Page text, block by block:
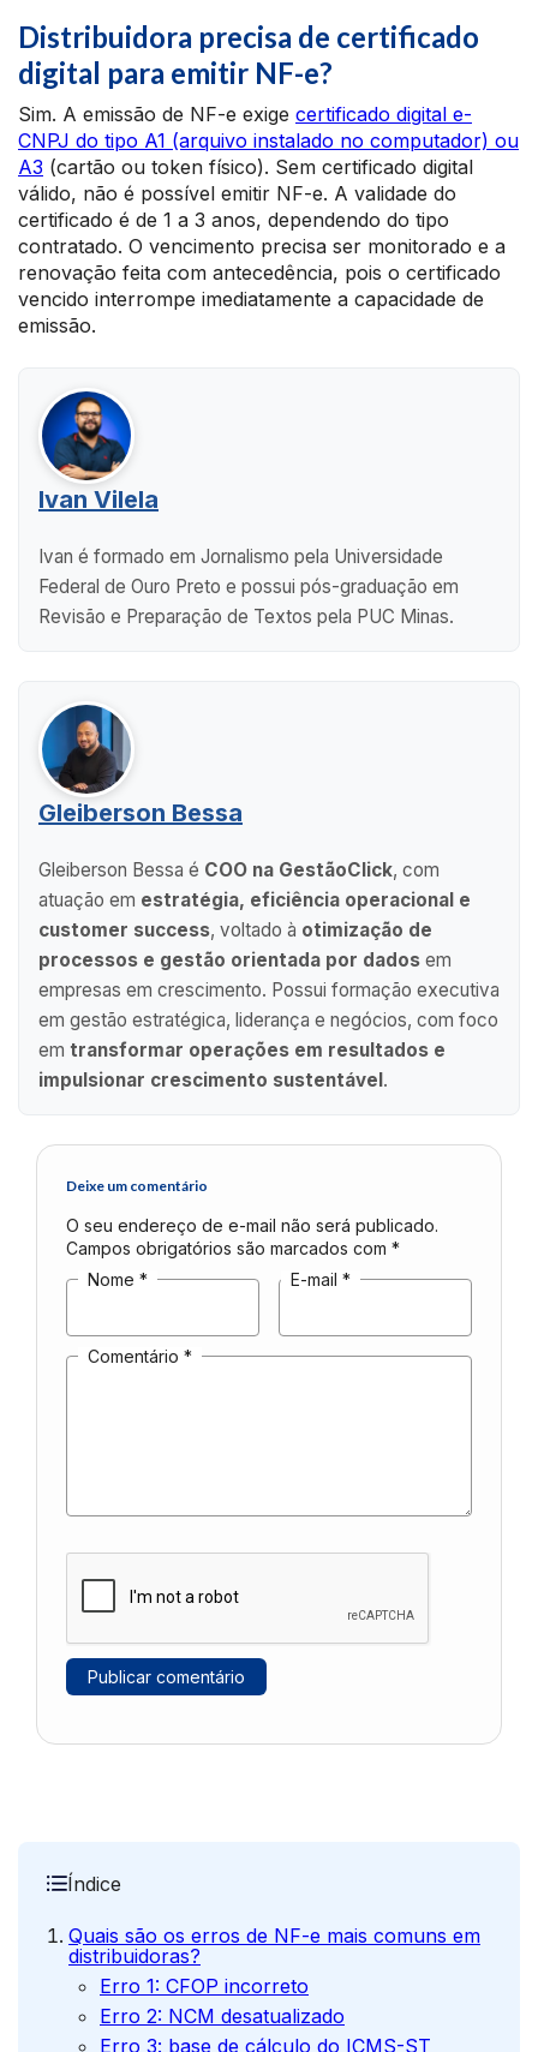
Distribuidora precisa de certificado
digital para emitir NF-e?
Sim. A emissão de NF-e exige certificado digital e-
CNPJ do tipo A1 (arquivo instalado no computador) ou
A3 (cartão ou token físico). Sem certificado digital
válido, não é possível emitir NF-e. A validade do
certificado é de 1 a 3 anos, dependendo do tipo
contratado. O vencimento precisa ser monitorado e a
renovação feita com antecedência, pois o certificado
vencido interrompe imediatamente a capacidade de
emissão.
Ivan Vilela
Ivan é formado em Jornalismo pela Universidade
Federal de Ouro Preto e possui pós-graduação em
Revisão e Preparação de Textos pela PUC Minas.
Gleiberson Bessa
Gleiberson Bessa é COO na GestãoClick, com
atuação em estratégia, eficiência operacional e
customer success, voltado à otimização de
processos e gestão orientada por dados em
empresas em crescimento. Possui formação executiva
em gestão estratégica, liderança e negócios, com foco
em transformar operações em resultados e
impulsionar crescimento sustentável.
Deixe um comentário
O seu endereço de e-mail não será publicado.
Campos obrigatórios são marcados com *
Nome * E-mail *
Comentário *
Índice
Quais são os erros de NF-e mais comuns em
distribuidoras?
Erro 1: CFOP incorreto
Erro 2: NCM desatualizado
Erro 3: base de cálculo do ICMS-ST